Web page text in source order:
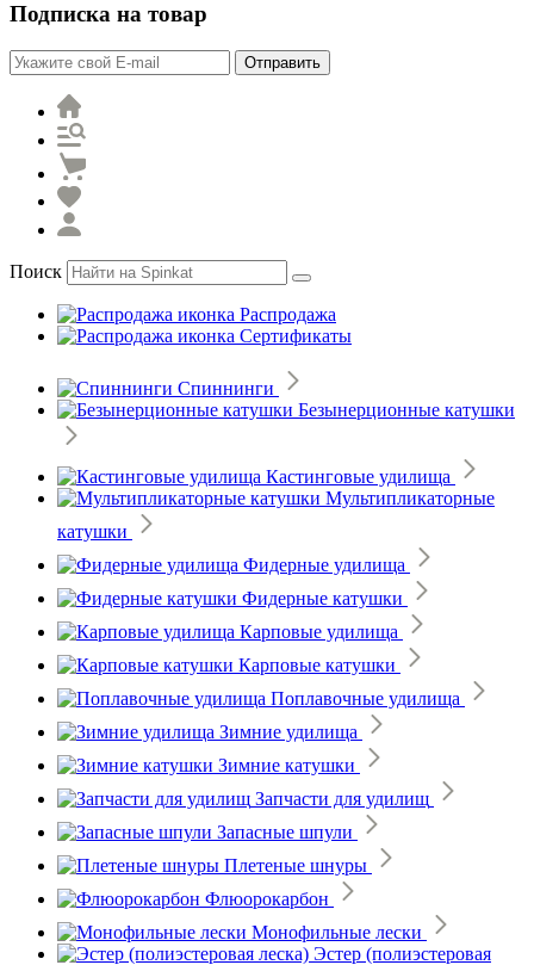
Подписка на товар
Отправить
Поиск
Распродажа
Сертификаты
Спиннинги
Безынерционные катушки
Кастинговые удилища
Мультипликаторные
катушки
Фидерные удилища
Фидерные катушки
Карповые удилища
Карповые катушки
Поплавочные удилища
Зимние удилища
Зимние катушки
Запчасти для удилищ
Запасные шпули
Плетеные шнуры
Флюорокарбон
Монофильные лески
Эстер (полиэстеровая